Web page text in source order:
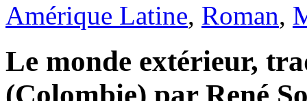
Amérique Latine, Roman,
Le monde extérieur,
(Colombie) par René